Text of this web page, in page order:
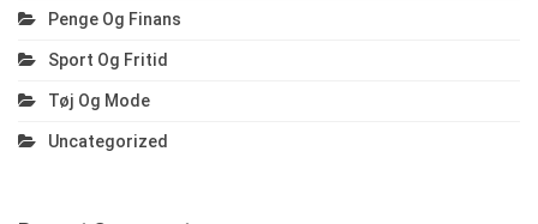
Penge Og Finans
Sport Og Fritid
Tøj Og Mode
Uncategorized